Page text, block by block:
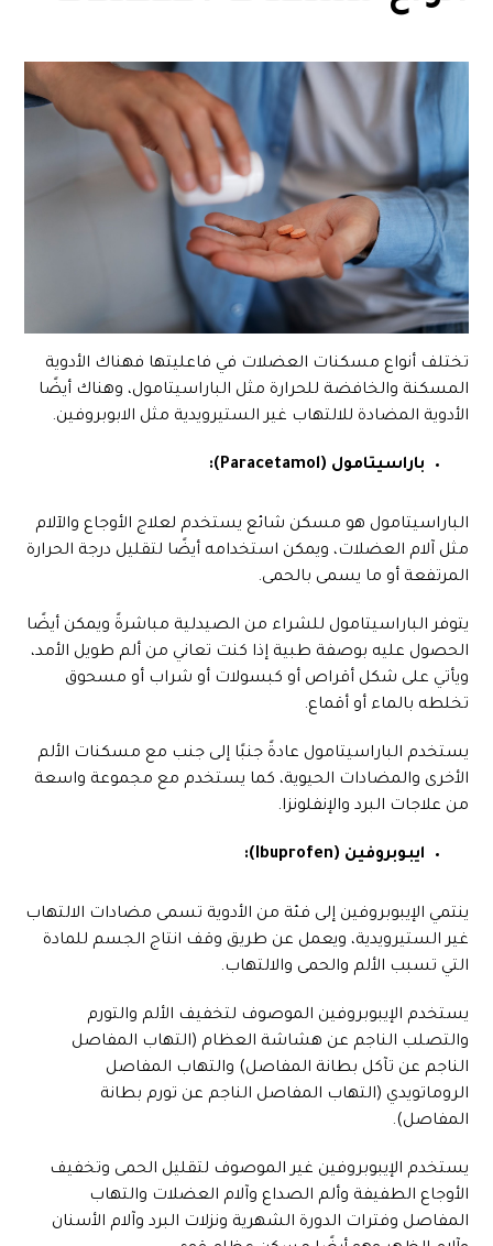
تختلف أنواع مسكنات العضلات في فاعليتها فهناك الأدوية
المسكنة والخافضة للحرارة مثل الباراسيتامول، وهناك أيضًا
الأدوية المضادة للالتهاب غير الستيرويدية مثل الابوبروفين.
باراسيتامول (Paracetamol):
الباراسيتامول هو مسكن شائع يستخدم لعلاج الأوجاع والآلام
مثل آلام العضلات، ويمكن استخدامه أيضًا لتقليل درجة الحرارة
المرتفعة أو ما يسمى بالحمى.
يتوفر الباراسيتامول للشراء من الصيدلية مباشرةً ويمكن أيضًا
الحصول عليه بوصفة طبية إذا كنت تعاني من ألم طويل الأمد،
ويأتي على شكل أقراص أو كبسولات أو شراب أو مسحوق
تخلطه بالماء أو أقماع.
يستخدم الباراسيتامول عادةً جنبًا إلى جنب مع مسكنات الألم
الأخرى والمضادات الحيوية، كما يستخدم مع مجموعة واسعة
من علاجات البرد والإنفلونزا.
ايبوبروفين (Ibuprofen):
ينتمي الإيبوبروفين إلى فئة من الأدوية تسمى مضادات الالتهاب
غير الستيرويدية، ويعمل عن طريق وقف انتاج الجسم للمادة
التي تسبب الألم والحمى والالتهاب.
يستخدم الإيبوبروفين الموصوف لتخفيف الألم والتورم
والتصلب الناجم عن هشاشة العظام (التهاب المفاصل
الناجم عن تآكل بطانة المفاصل) والتهاب المفاصل
الروماتويدي (التهاب المفاصل الناجم عن تورم بطانة
المفاصل).
يستخدم الإيبوبروفين غير الموصوف لتقليل الحمى وتخفيف
الأوجاع الطفيفة وألم الصداع وآلام العضلات والتهاب
المفاصل وفترات الدورة الشهرية ونزلات البرد وآلام الأسنان